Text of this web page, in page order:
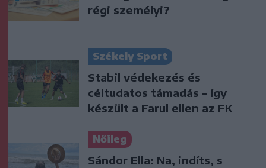
régi személyi?
Székely Sport
Stabil védekezés és
céltudatos támadás – így
készült a Farul ellen az FK
Nőileg
Sándor Ella: Na, indíts, s